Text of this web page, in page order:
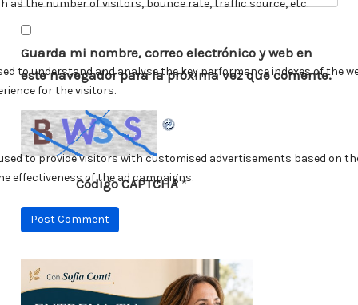
Guarda mi nombre, correo electrónico y web en
este navegador para la próxima vez que comente.
Código CAPTCHA*